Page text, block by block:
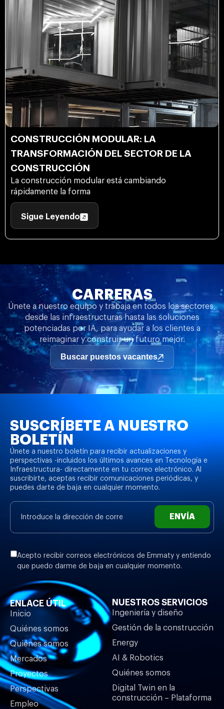
CONSTRUCCIÓN MODULAR: LA
TRANSFORMACIÓN DEL SECTOR DE LA
CONSTRUCCIÓN
La construcción modular está cambiando
rápidamente la forma
Sigue Leyendo
CARRERAS
Únete a nuestro equipo y trabaja en todos los sectores,
desde las infraestructuras hasta las soluciones
potenciadas por IA, para ayudar a los clientes a
reimaginar y construir un futuro mejor.
Buscar puestos vacantes
SUSCRÍBETE A NUESTRO
BOLETÍN
Únete a nuestro boletín para recibir actualizaciones y
perspectivas -incluidos los últimos avances en Tecnología e
Infraestructura- directamente en tu correo electrónico. Al
suscribirte, aceptas recibir comunicaciones periódicas, y
puedes darte de baja en cualquier momento.
Acepto recibir correos electrónicos de Emmaty y entiendo
que puedo darme de baja en cualquier momento.
ENVÍA
ENLACE ÚTIL
Inicio
Quiénes somos
Quiénes somos
Mercados
Proyectos
Perspectivas
Empleo
NUESTROS SERVICIOS
Ingeniería y diseño
Gestión de la construcción
Energy
AI & Robotics
Quiénes somos
Digital Twin en la
construcción – Plataforma